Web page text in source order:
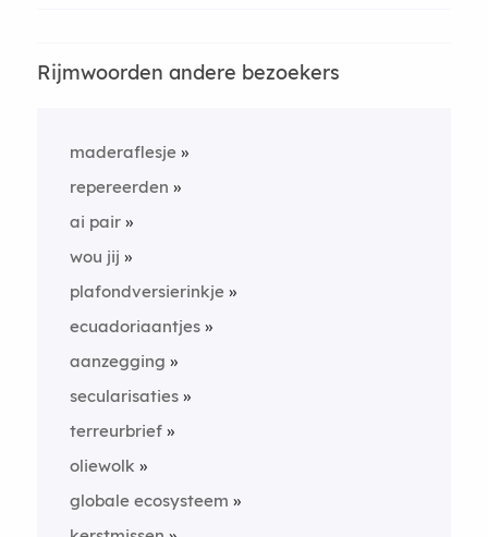
Rijmwoorden andere bezoekers
maderaflesje
repereerden
ai pair
wou jij
plafondversierinkje
ecuadoriaantjes
aanzegging
secularisaties
terreurbrief
oliewolk
globale ecosysteem